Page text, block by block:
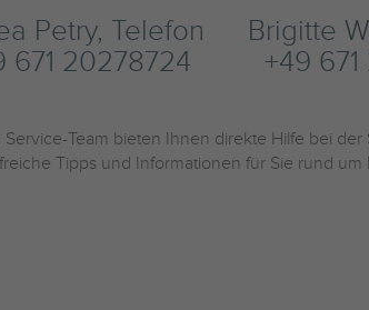
Petry, Telefon
671 20278724
Brigitte
+49
Service-Team bieten Ihnen direkte Hilfe bei der
Tipps und Informationen für Sie rund